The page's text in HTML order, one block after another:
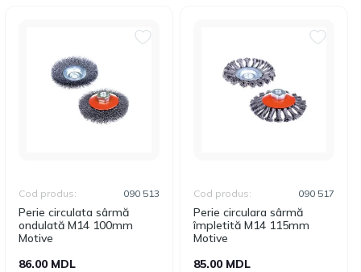
Perie circulata sârmă
ondulată M14 100mm
Motive
Cod produs: 090 513
86.00 MDL
Perie circulara sârmă
împletită M14 115mm
Motive
Cod produs: 090 517
85.00 MDL